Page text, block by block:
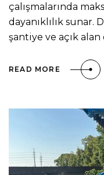
çalışmalarında
dayanıklılık sunar.
şantiye ve açık
READ MORE